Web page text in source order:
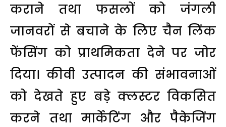
कराने तथा फसलों को जंगली
जानवरों से बचाने के लिए चैन लिंक
फेंसिंग को प्राथमिकता देने पर जोर
दिया। कीवी उत्पादन की संभावनाओं
को देखते हुए बड़े क्लस्टर विकसित
करने तथा मार्केटिंग और पैकेजिंग